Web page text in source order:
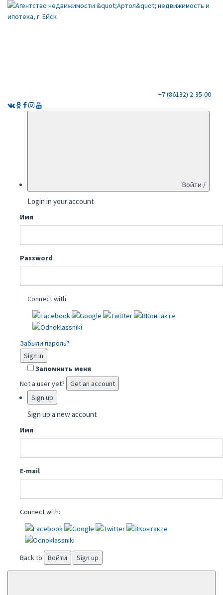
+7 (86132) 2-35-00
Войти /
Login in your account
Имя
Password
Connect with:
Забыли пароль?
Sign in
Запомнить меня
Not a user yet?
Get an account
Sign up
Sign up a new account
Имя
E-mail
Connect with:
Back to Войти Sign up